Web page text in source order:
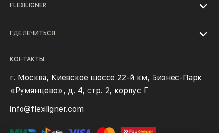
FLEXILIGNER
ГДЕ ЛЕЧИТЬСЯ
КОНТАКТЫ
г. Москва, Киевское шоссе 22-й км, Бизнес-Парк
«Румянцево», д. 4, стр. 2, корпус Г
info@flexiligner.com